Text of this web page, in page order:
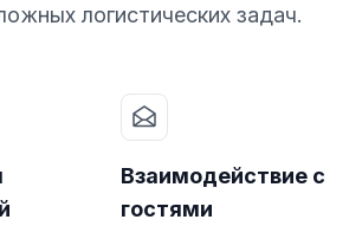
логистических задач.
Взаимодействие с
гостями